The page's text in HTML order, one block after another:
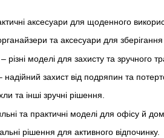
аксесуари для щоденного
та аксесуари для зберігання
– різні моделі для захисту та зручного
надійний захист від подряпин та
та інші зручні рішення.
та практичні моделі для офісу й
рішення для активного відпочинку.